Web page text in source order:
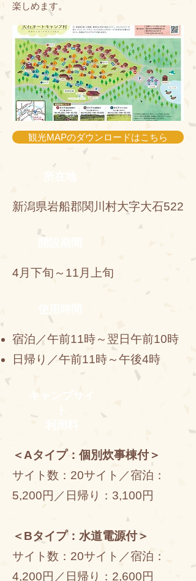
楽しめます。
観光MAPのダウンロードはこちら
新潟県岩船郡関川村大字大石522
4月下旬～11月上旬
宿泊／午前11時～翌日午前10時
日帰り／午前11時～午後4時
キャンプサイ
利用料
＜Aタイプ：個別炊事棟付＞
サイト数：20サイト／宿泊：
5,200円／日帰り：3,100円​
＜Bタイプ：水道電源付＞
サイト数：20サイト／宿泊：
4,200円／日帰り：2,600円​